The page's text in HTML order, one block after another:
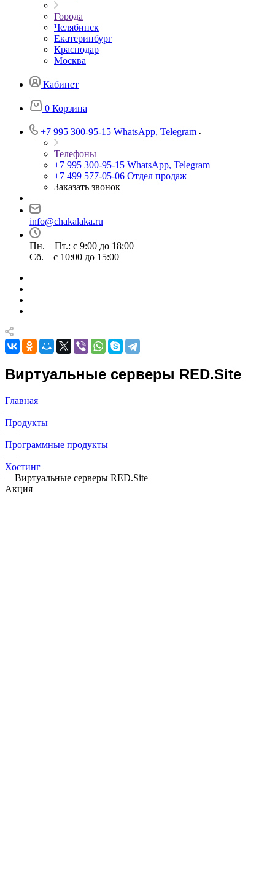
Города
Челябинск
Екатеринбург
Краснодар
Москва
Кабинет
0 Корзина
+7 995 300-95-15 WhatsApp, Telegram
Телефоны
+7 995 300-95-15 WhatsApp, Telegram
+7 499 577-05-06 Отдел продаж
Заказать звонок
info@chakalaka.ru
Пн. – Пт.: с 9:00 до 18:00
Сб. – с 10:00 до 15:00
Виртуальные серверы RED.Site
Главная
—
Продукты
—
Программные продукты
—
Хостинг
—Виртуальные серверы RED.Site
Акция